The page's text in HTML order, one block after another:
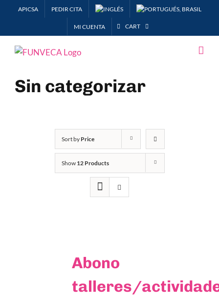
APICSA PEDIR CITA
MI CUENTA CART
Sin categorizar
Sort by Price
Show 12 Products
Abono
talleres/